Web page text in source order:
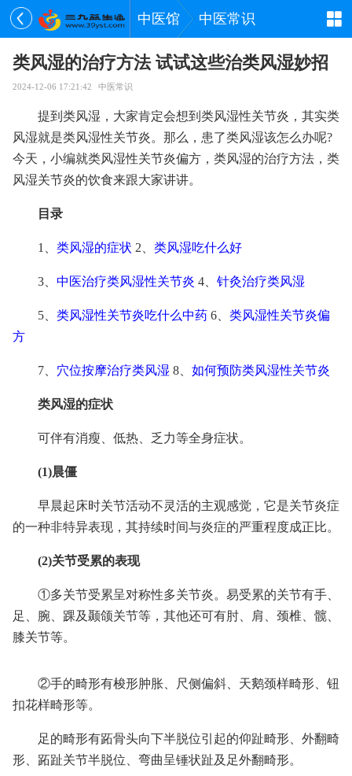
中医馆 中医常识
类风湿的治疗方法 试试这些治类风湿妙招
2024-12-06 17:21:42 中医常识
提到类风湿，大家肯定会想到类风湿性关节炎，其实类
风湿就是类风湿性关节炎。那么，患了类风湿该怎么办呢?
今天，小编就类风湿性关节炎偏方，类风湿的治疗方法，类
风湿关节炎的饮食来跟大家讲讲。
目录
1、 类风湿的症状 2、 类风湿吃什么好
3、 中医治疗类风湿性关节炎 4、 针灸治疗类风湿
5、 类风湿性关节炎吃什么中药 6、 类风湿性关节炎偏
方
7、 穴位按摩治疗类风湿 8、 如何预防类风湿性关节炎
类风湿的症状
可伴有消瘦、低热、乏力等全身症状。
(1)晨僵
早晨起床时关节活动不灵活的主观感觉，它是关节炎症
的一种非特异表现，其持续时间与炎症的严重程度成正比。
(2)关节受累的表现
①多关节受累呈对称性多关节炎。易受累的关节有手、
足、腕、踝及颞颌关节等，其他还可有肘、肩、颈椎、髋、
膝关节等。
②手的畸形有梭形肿胀、尺侧偏斜、天鹅颈样畸形、钮
扣花样畸形等。
足的畸形有跖骨头向下半脱位引起的仰趾畸形、外翻畸
形、跖趾关节半脱位、弯曲呈锤状趾及足外翻畸形。